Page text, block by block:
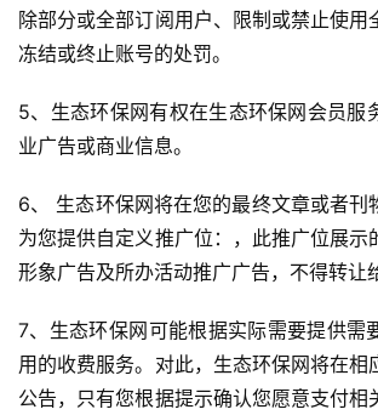
除部分或全部订阅用户、限制或禁止使用
冻结或终止账号的处罚。
5、生态环保网有权在生态环保网会员服
业广告或商业信息。
6、 生态环保网将在您的最终文章或者刊
为您提供自定义推广位：，此推广位展示
形象广告及所办活动推广广告，不得转让
7、生态环保网可能根据实际需要提供需
用的收费服务。对此，生态环保网将在相
公告，只有您根据提示确认您愿意支付相